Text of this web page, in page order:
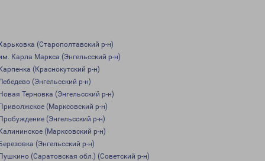
(Старополтавский р-н)
Карла Маркса (Энгельсский р-н)
(Краснокутский р-н)
(Энгельсский р-н)
Терновка (Энгельсский р-н)
(Марксовский р-н)
(Энгельсский р-н)
(Марксовский р-н)
(Энгельсский р-н)
(Саратовская обл.) (Советский р-н)